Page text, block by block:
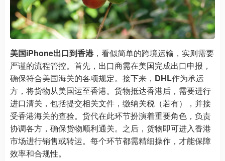
美国iPhone出口到香港，看似简单的跨境运输，实则需要
严谨的流程管控。首先，出口商需在美国完成出口申报，
确保符合美国海关的各项规定。接下来， DHL作为承运
方，将货物从美国运至香港。货物抵达香港后，需要进行
进口清关，包括提交相关文件，缴纳关税（若有），并接
受香港海关的查验。货代在此环节扮演着重要角色，负责
协调各方，确保货物顺利通关。之后，货物即可进入香港
市场进行销售或转运。每个环节都需精细操作，才能保障
效率和合规性。